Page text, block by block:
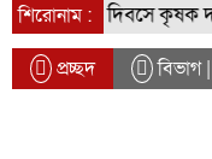
শিরোনাম :দিবসে কৃষক
প্রচ্ছদ